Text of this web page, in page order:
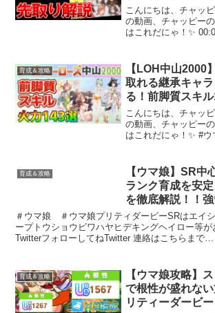
【東京2400m】
こんにちは、チャッ
の動画、チャッピー
はこれだにゃ！✨
コニコ
育成＆攻略
【LOH中山2000
取れる継承キャ
る！前脚質スキ
娘】
こんにちは、チャッ
の動画、チャッピー
はこれだにゃ！✨ #ウ
コース関連コースの
育成＆攻略
【ウマ娘】SR中
ランク育成を安
を徹底解説！！
方【ウマ娘プリ
＃ウマ娘 ＃ウマ娘プリティダービーSRはエイ
ープトウショウビワハヤヒデキングヘイロー等が
TwitterフォローしてねTwitter 連絡はこちらまで
育成＆攻略
【ウマ娘攻略】
で根性が盛れな
リティーダービー